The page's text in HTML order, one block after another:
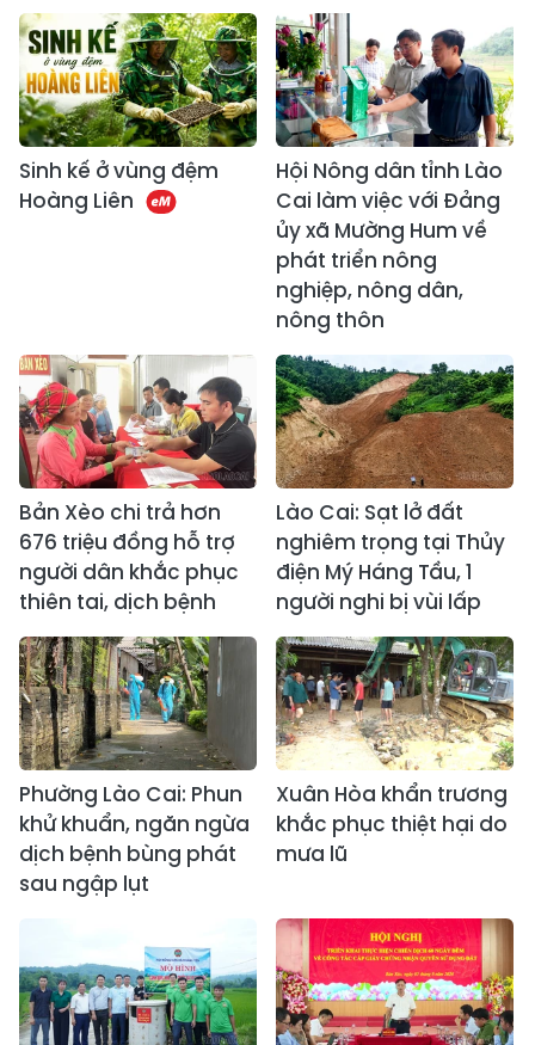
Sinh kế ở vùng đệm
Hoàng Liên
Hội Nông dân tỉnh Lào
Cai làm việc với Đảng
ủy xã Mường Hum về
phát triển nông
nghiệp, nông dân,
nông thôn
Bản Xèo chi trả hơn
676 triệu đồng hỗ trợ
người dân khắc phục
thiên tai, dịch bệnh
Lào Cai: Sạt lở đất
nghiêm trọng tại Thủy
điện Mý Háng Tầu, 1
người nghi bị vùi lấp
Phường Lào Cai: Phun
khử khuẩn, ngăn ngừa
dịch bệnh bùng phát
sau ngập lụt
Xuân Hòa khẩn trương
khắc phục thiệt hại do
mưa lũ